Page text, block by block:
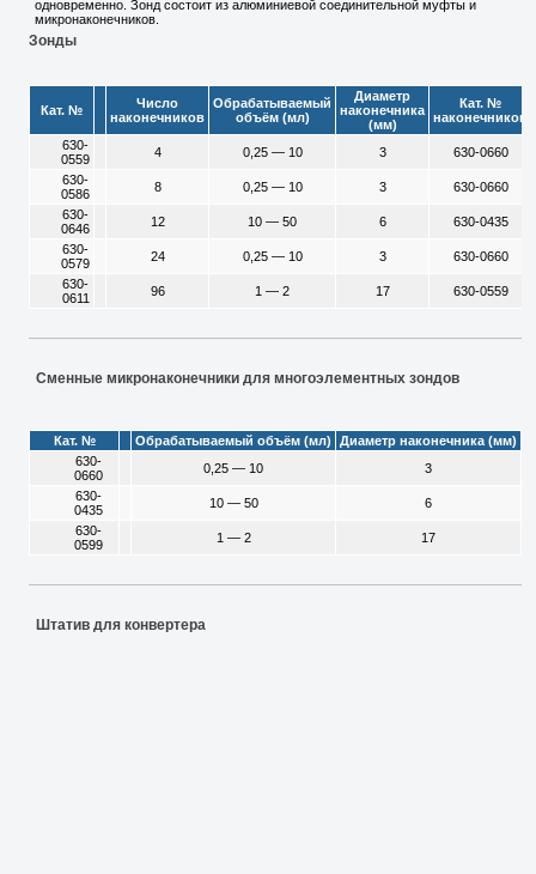
одновременно. Зонд состоит из алюминиевой соединительной муфты и
микронаконечников.
Зонды
Кат. №
Число
наконечников
Обрабатываемый
объём (мл)
Диаметр
наконечника
(мм)
Кат. №
наконечников
630-
0559
4 0,25 — 10 3
630-0660
630-
0586
8 0,25 — 10 3
630-0660
630-
0646
12 10 — 50 6
630-0435
630-
0579
24 0,25 — 10 3
630-0660
630-
0611
96 1 — 2 17 630-0559
Сменные микронаконечники для многоэлементных зондов
Кат. № Обрабатываемый объём (мл)
Диаметр наконечника (мм)
630-
0660
0,25 — 10
3
630-
0435
10 — 50
6
630-
0599
1 — 2 17
Штатив для конвертера